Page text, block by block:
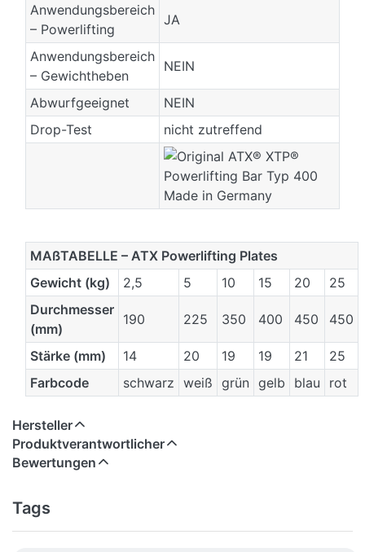
Anwendungsbereich
– Powerlifting
JA
Anwendungsbereich
– Gewichtheben
NEIN
Abwurfgeeignet
NEIN
Drop-Test
nicht zutreffend
MAßTABELLE – ATX Powerlifting Plates
Gewicht (kg)
2,5 5 10 15 20
25
Durchmesser
(mm)
190 225 350 400 450 450
Stärke (mm) 14 20 19 19 21
25
Farbcode
schwarz weiß grün gelb blau rot
Hersteller
Produktverantwortlicher
Bewertungen
Tags